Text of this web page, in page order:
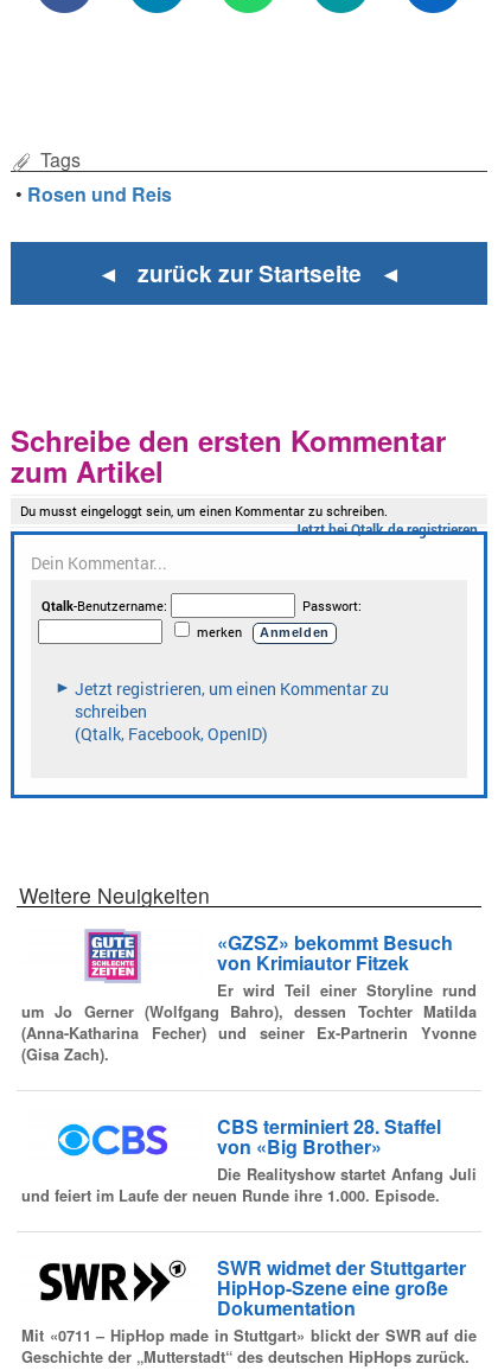
Tags
• Rosen und Reis
◄ zurück zur Startseite ◄
Schreibe den ersten Kommentar
zum Artikel
Weitere Neuigkeiten
«GZSZ» bekommt Besuch
von Krimiautor Fitzek
Er wird Teil einer Storyline rund
um Jo Gerner (Wolfgang Bahro), dessen Tochter Matilda
(Anna-Katharina Fecher) und seiner Ex-Partnerin Yvonne
(Gisa Zach).
CBS terminiert 28. Staffel
von «Big Brother»
Die Realityshow startet Anfang Juli
und feiert im Laufe der neuen Runde ihre 1.000. Episode.
SWR widmet der Stuttgarter
HipHop-Szene eine große
Dokumentation
Mit «0711 – HipHop made in Stuttgart» blickt der SWR auf die
Geschichte der „Mutterstadt“ des deutschen HipHops zurück.